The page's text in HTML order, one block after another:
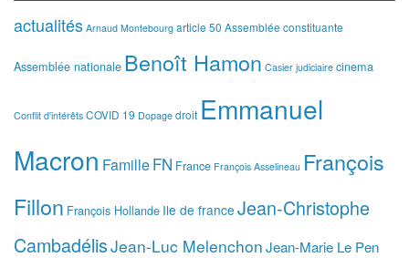
actualités Arnaud Montebourg article 50 Assemblée constituante
Assemblée nationale Benoît Hamon Casier judiciaire cinema
Conflit d'intérêts COVID 19 Dopage droit Emmanuel
Macron FamilleFN France François Asselineau François
Fillon François Hollande Ile de france Jean-Christophe
CambadélisJean-Luc MelenchonJean-Marie Le Pen